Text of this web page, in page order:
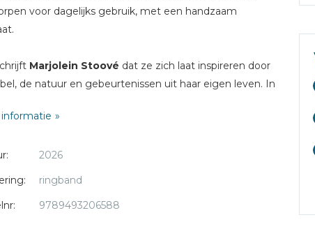
voor dagelijks gebruik, met een handzaam
Marjolein Stoové dat ze zich laat inspireren door
de natuur en gebeurtenissen uit haar eigen leven. In
gekomen.
week heeft Marjolein een bemoedigende Bijbeltekst
Daarnaast vind je elke maand een illustratie bij een
2026
ringband
9789493206588